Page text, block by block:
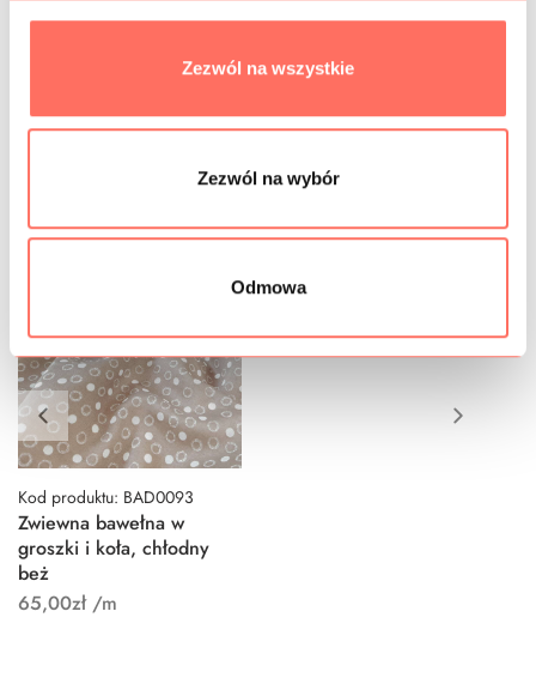
Zezwól na wszystkie
Zezwól na wybór
Odmowa
BEZPIECZEŃSTWO
Kod produktu: BAD0093
Zwiewna bawełna w
groszki i koła, chłodny
beż
65,00zł/m